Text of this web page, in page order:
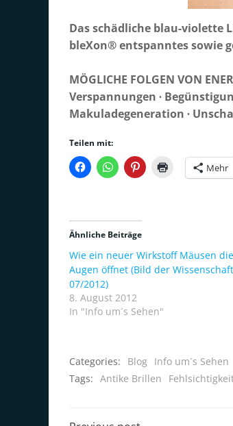
Das schädliche blau-violette
bleXon® entspanntes sowie
MÖGLICHE FOLGEN VON
Verspannungen ∙
Makuladegeneration ∙
Teilen mit:
Mehr
Ähnliche Beiträge
Wie ein neuer Wirkstoff Mäusen die
Augen öffnet (Bild der Wissenschaft
07/2012)
8. August 2012
In "Info um´s Sehen"
Categories: Blog Info um´s Sehen
Tags: Antike Brillen